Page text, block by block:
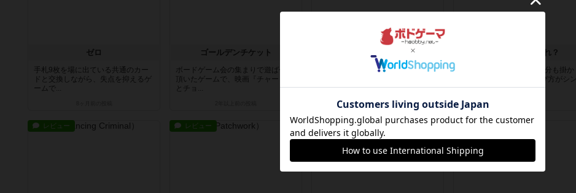
ゼロ
手札9枚を場に出ている共通のカー
ドと交換しながら、失点を抑えるゲ
ームで...
ゴールデンチケット
ボードゲーム会の集まりで遊ばせて
頂いたゲームで、映画『チャーリー
とチョ...
ザ・ヴェイル・オブ・エタニティ
ドラフト、リソース管理、コンボが
カード...
2年以上前の投稿
うんちしたのだあれ？
インストから遊べるまで5分も掛か
らないくらいルールと遊び方がシン
プルな...
レビュー レビュー レビュー レビュー